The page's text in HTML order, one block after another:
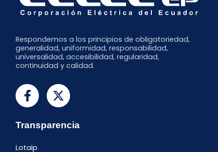
Respondemos a los principios de obligatoriedad,
generalidad, uniformidad, responsabilidad,
universalidad, accesibilidad, regularidad,
continuidad y calidad.
Transparencia
Lotaip